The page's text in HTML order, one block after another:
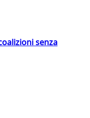
senza